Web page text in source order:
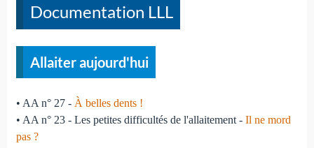
Documentation LLL
Allaiter aujourd'hui
• AA n° 27 - À belles dents !
• AA n° 23 - Les petites difficultés de l'allaitement - Il ne mord
pas ?